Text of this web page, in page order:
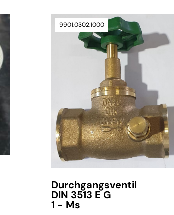
9901.0302.1000
Durchgangsventil
DIN 3513 E G
1 - Ms